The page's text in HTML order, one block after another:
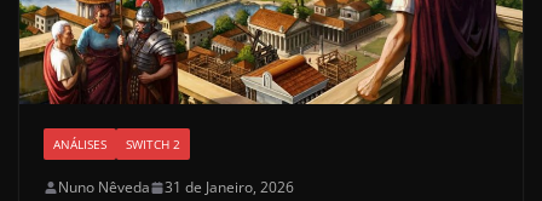
ANÁLISES SWITCH 2
Nuno Nêveda
31 de Janeiro, 2026